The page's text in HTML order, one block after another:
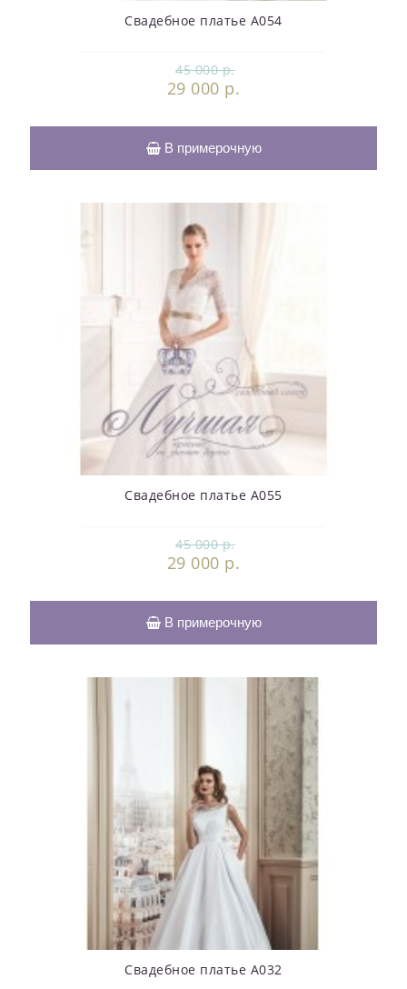
Свадебное платье А054
45 000 р.
29 000 р.
В примерочную
Свадебное платье А055
45 000 р.
29 000 р.
В примерочную
Свадебное платье А032